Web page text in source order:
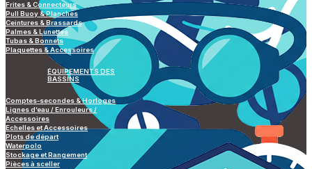
Frites & Connecteurs
Pull Buoy & Planches
Ceintures & Brassards
Palmes & Lunettes
Tubas & Bonnets
Plaquettes & Accessoires
ÉQUIPEMENTS DES
BASSINS
Comptes-secondes & Horloges
Lignes d’eau / Enrouleurs /
Accessoires
Echelles et Accessoires
Plots de départ
Waterpolo
Stockage et Rangement
Pièces à sceller